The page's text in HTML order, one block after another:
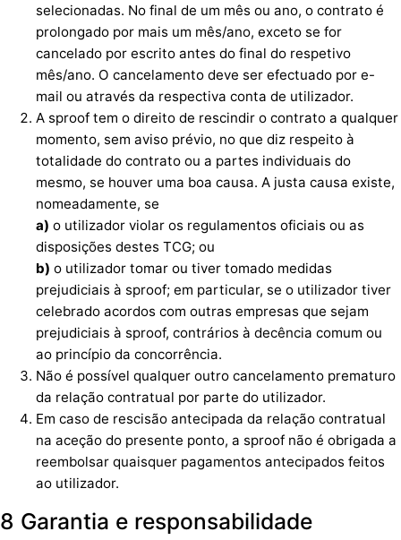
selecionadas. No final de um mês ou ano, o contrato é
prolongado por mais um mês/ano, exceto se for
cancelado por escrito antes do final do respetivo
mês/ano. O cancelamento deve ser efectuado por e-
mail ou através da respectiva conta de utilizador.
A sproof tem o direito de rescindir o contrato a qualquer
momento, sem aviso prévio, no que diz respeito à
totalidade do contrato ou a partes individuais do
mesmo, se houver uma boa causa. A justa causa existe,
nomeadamente, se
a) o utilizador violar os regulamentos oficiais ou as
disposições destes TCG; ou
b) o utilizador tomar ou tiver tomado medidas
prejudiciais à sproof; em particular, se o utilizador tiver
celebrado acordos com outras empresas que sejam
prejudiciais à sproof, contrários à decência comum ou
ao princípio da concorrência.
Não é possível qualquer outro cancelamento prematuro
da relação contratual por parte do utilizador.
Em caso de rescisão antecipada da relação contratual
na aceção do presente ponto, a sproof não é obrigada a
reembolsar quaisquer pagamentos antecipados feitos
ao utilizador.
8 Garantia e responsabilidade